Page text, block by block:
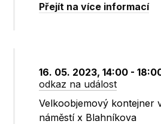
Přejít na více informací
16. 05. 2023, 14:00 -
odkaz na událost
Velkoobjemový kontejner
náměstí x Blahníkova